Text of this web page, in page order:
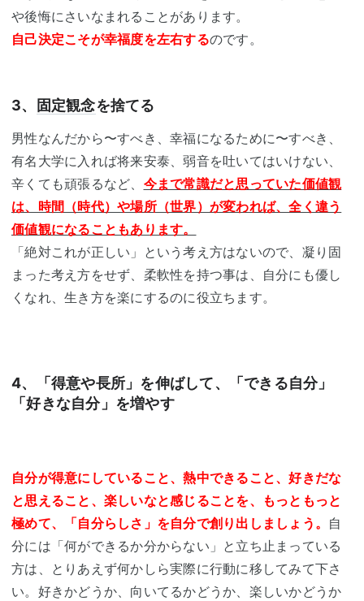
や後悔にさいなまれることがあります。
自己決定こそが幸福度を左右するのです。
3、 固定観念を捨てる
男性なんだから〜すべき、幸福になるために〜すべき、
有名大学に入れば将来安泰、弱音を吐いてはいけない、
辛くても頑張るなど、 今まで常識だと思っていた価値観
は、時間（時代）や場所（世界）が変われば、全く違う
価値観になることもあります。
「絶対これが正しい」という考え方はないので、凝り固
まった考え方をせず、柔軟性を持つ事は、自分にも優し
くなれ、生き方を楽にするのに役立ちます。
4、「得意や長所」を伸ばして、「できる自分」
「好きな自分」を増やす
自分が得意にしていること、熱中できること、好きだな
と思えること、楽しいなと感じることを、もっともっと
極めて、「自分らしさ」を自分で創り出しましょう。 自
分には「何ができるか分からない」と立ち止まっている
方は、とりあえず何かしら実際に行動に移してみて下さ
い。好きかどうか、向いてるかどうか、楽しいかどうか